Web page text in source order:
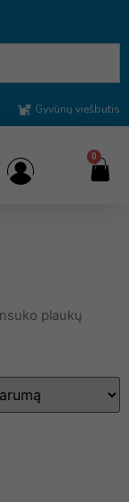
Gyvūnų viešbutis
0
plaukų